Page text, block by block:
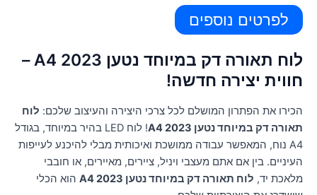
לפרטים נוספים
לוח תאורה דק במיוחד נטען A4 2023 –
חווית יצירה חדשה!
הכירו את הפתרון המושלם לכל צרכי היצירה והעיצוב שלכם: לוח
תאורה דק במיוחד נטען A4 2023
! לוח LED בהיר במיוחד, בגודל
A4 נוח, המאפשר עבודה ממושכת ואיכותית מבלי להיכנע לעייפות
העיניים. בין אם אתם מעצבי ויניל, ציירים, מאיירים, או חובבי
מלאכת יד, לוח תאורה דק במיוחד נטען A4 2023
הוא הכלי